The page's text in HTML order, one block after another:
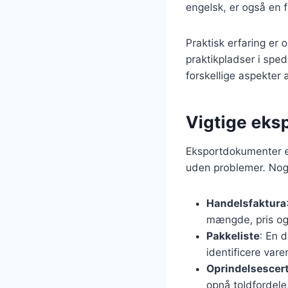
engelsk, er også en
Praktisk erfaring er
praktikpladser i
forskellige aspekter
Vigtige
Eksportdokumenter
uden problemer.
Handelsfaktura
mængde, pris
Pakkeliste: En
identificere
opnå